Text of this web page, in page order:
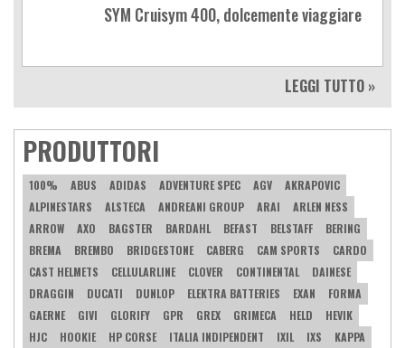
SYM Cruisym 400, dolcemente viaggiare
LEGGI TUTTO »
PRODUTTORI
100% ABUS ADIDAS ADVENTURE SPEC AGV
AKRAPOVIC
ALPINESTARS
ALSTECA ANDREANI GROUP ARAI
ARLEN NESS
ARROW
AXO BAGSTER BARDAHL BEFAST BELSTAFF
BERING
BREMA
BREMBO BRIDGESTONE CABERG CAM SPORTS
CARDO
CAST HELMETS
CELLULARLINE CLOVER CONTINENTAL
DAINESE
DRAGGIN
DUCATI DUNLOP ELEKTRA BATTERIES EXAN
FORMA
GAERNE
GIVI GLORIFY GPR GREX GRIMECA HELD
HEVIK
HJC
HOOKIE HP CORSE ITALIA INDIPENDENT IXIL IXS
KAPPA